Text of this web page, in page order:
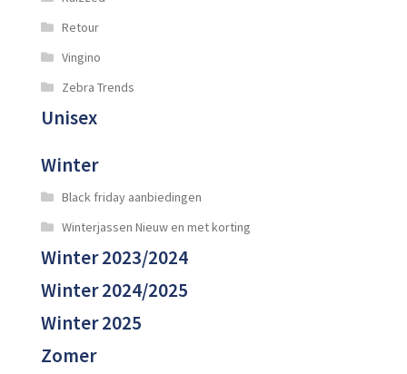
Retour
Vingino
Zebra Trends
Unisex
Winter
Black friday aanbiedingen
Winterjassen Nieuw en met korting
Winter 2023/2024
Winter 2024/2025
Winter 2025
Zomer